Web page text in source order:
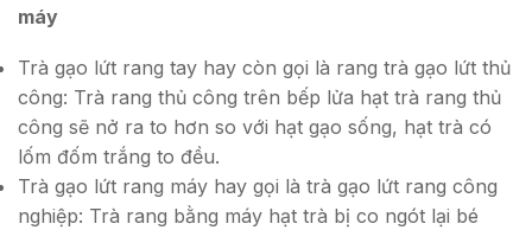
máy
Trà gạo lứt rang tay hay còn gọi là rang trà gạo lứt thủ
công: Trà rang thủ công trên bếp lửa hạt trà rang thủ
công sẽ nở ra to hơn so với hạt gạo sống, hạt trà có
lốm đốm trắng to đều.
Trà gạo lứt rang máy hay gọi là trà gạo lứt rang công
nghiệp: Trà rang bằng máy hạt trà bị co ngót lại bé